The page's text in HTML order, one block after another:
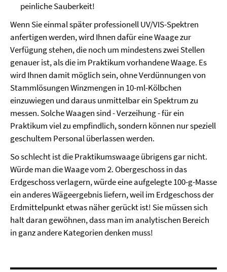
peinliche Sauberkeit!
Wenn Sie einmal später professionell UV/VIS-Spektren
anfertigen werden, wird Ihnen dafür eine Waage zur
Verfügung stehen, die noch um mindestens zwei Stellen
genauer ist, als die im Praktikum vorhandene Waage. Es
wird Ihnen damit möglich sein, ohne Verdünnungen von
Stammlösungen Winzmengen in 10-ml-Kölbchen
einzuwiegen und daraus unmittelbar ein Spektrum zu
messen. Solche Waagen sind - Verzeihung - für ein
Praktikum viel zu empfindlich, sondern können nur speziell
geschultem Personal überlassen werden.
So schlecht ist die Praktikumswaage übrigens gar nicht.
Würde man die Waage vom 2. Obergeschoss in das
Erdgeschoss verlagern, würde eine aufgelegte 100-g-Masse
ein anderes Wägeergebnis liefern, weil im Erdgeschoss der
Erdmittelpunkt etwas näher gerückt ist! Sie müssen sich
halt daran gewöhnen, dass man im analytischen Bereich
in ganz andere Kategorien denken muss!